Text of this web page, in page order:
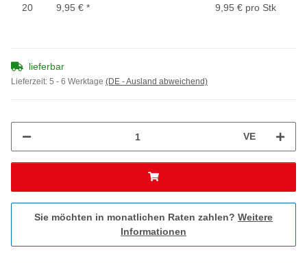
20 9,95 € * 9,95 € pro Stk
lieferbar
Lieferzeit: 5 - 6 Werktage (DE - Ausland abweichend)
VE
Sie möchten in monatlichen Raten zahlen? Weitere
Informationen